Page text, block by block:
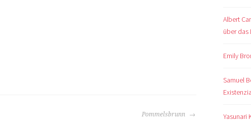
Pommelsbrunn
Albert
über das
Emily
Samuel
Yasunari